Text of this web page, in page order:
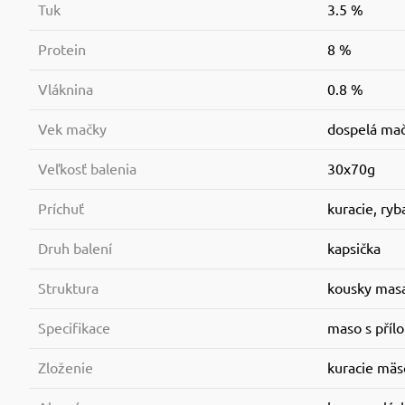
Tuk 3.5 %
Protein 8 %
Vláknina 0.8 %
Vek mačky dospelá
Veľkosť balenia 30x70g
Príchuť kuracie,
Druh balení kapsička
Struktura kousky
Specifikace maso s
Zloženie kuracie